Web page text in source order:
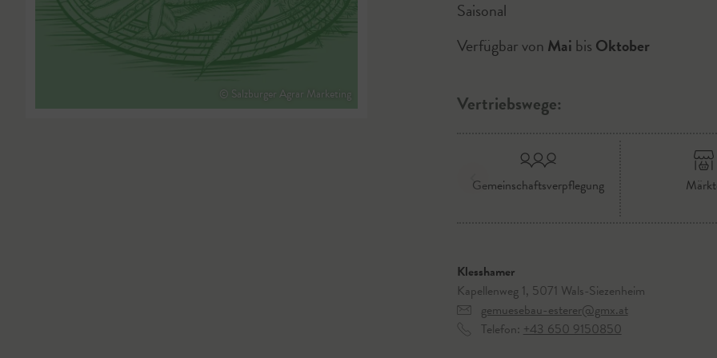
© Salzburger Agrar Marketing
Saisonal
Verfügbar von Mai bis Oktober
Vertriebswege:
Gemeinschaftsverpflegung
Klesshamer
Kapellenweg 1, 5071 Wals-Siezenheim
gemuesebau-esterer@gmx.at
Telefon: +43 650 9150850